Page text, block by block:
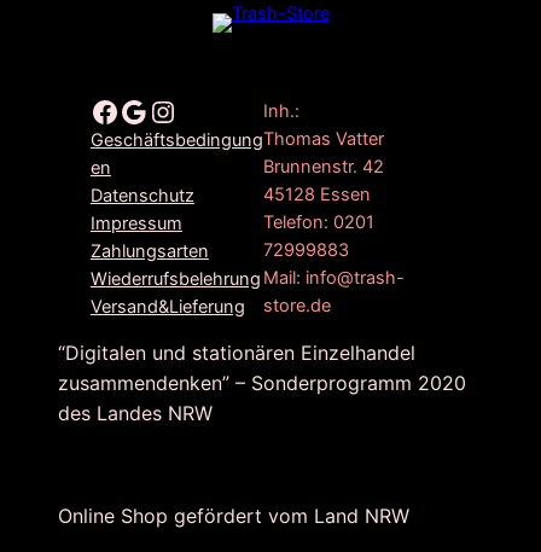
Facebook Google Instagram
Geschäftsbedingung
en
Datenschutz
Impressum
Zahlungsarten
Wiederrufsbelehrung
Versand&Lieferung
Inh.:
Thomas Vatter
Brunnenstr. 42
45128 Essen
Telefon: 0201
72999883
Mail: info@trash-
store.de
“Digitalen und stationären Einzelhandel
zusammendenken” – Sonderprogramm 2020
des Landes NRW
Online Shop gefördert vom Land NRW